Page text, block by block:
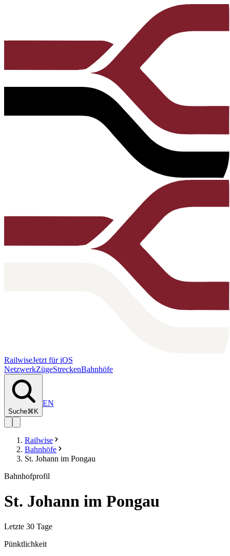
RailwiseJetzt für iOS
NetzwerkZügeStreckenBahnhöfe
Suche⌘K
EN
Railwise
Bahnhöfe
St. Johann im Pongau
Bahnhofprofil
St. Johann im Pongau
Letzte 30 Tage
Pünktlichkeit